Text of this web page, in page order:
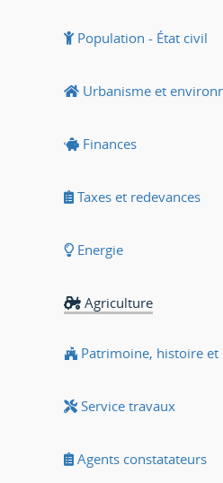
Population - État civil
Urbanisme et
Finances
Taxes et redevances
Energie
Agriculture
Patrimoine, histoire et
Service travaux
Agents constatateurs